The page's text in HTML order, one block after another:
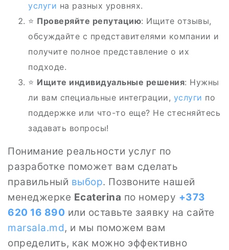
услуги на разных уровнях.
⭐ Проверяйте репутацию: Ищите отзывы,
обсуждайте с представителями компании и
получите полное представление о их
подходе.
⭐ Ищите индивидуальные решения: Нужны
ли вам специальные интеграции, услуги по
поддержке или что-то еще? Не стесняйтесь
задавать вопросы!
Понимание реальности услуг по
разработке поможет вам сделать
правильный выбор. Позвоните нашей
менеджерке Ecaterina по номеру +373
620 16 890 или оставьте заявку на сайте
marsala.md, и мы поможем вам
определить, как можно эффективно